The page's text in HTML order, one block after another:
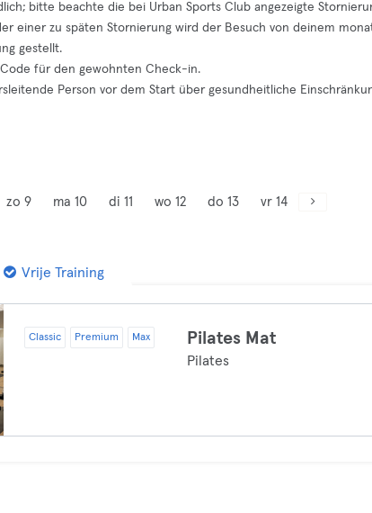
bitte beachte die bei Urban Sports Club angezeigte
einer zu späten Stornierung wird der Besuch von deinem
gestellt.
für den gewohnten Check-in.
Person vor dem Start über gesundheitliche
zo 9 ma 10 di 11 wo 12 do 13 vr 14
Vrije Training
Classic Premium Max Pilates Mat
Pilates